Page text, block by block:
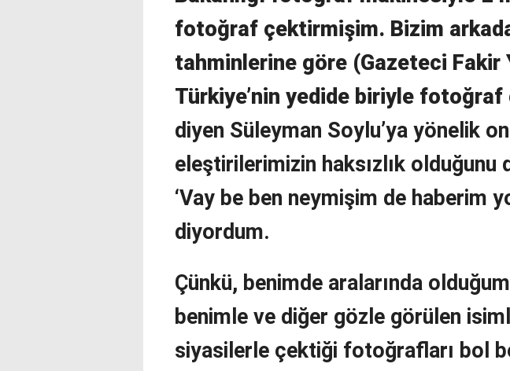
fotoğraf çektirmişim. Bizim
tahminlerine göre (Gazeteci Fakir
Türkiye’nin yedide biriyle
diyen Süleyman Soylu’ya yönelik
eleştirilerimizin haksızlık olduğunu
‘Vay be ben neymişim de haberim
diyordum.
Çünkü, benimde aralarında
benimle ve diğer gözle görülen
siyasilerle çektiği fotoğrafları bol